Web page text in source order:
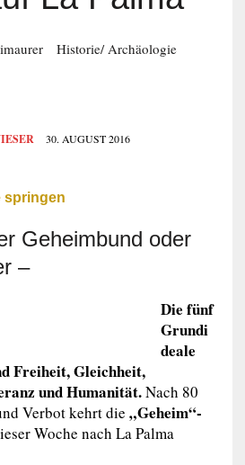
Historie/ Archäologie
30. AUGUST 2016
springen
Geheimbund oder
–
Die fünf
Grundi
deale
Freiheit, Gleichheit,
und Humanität.Nach 80
Verbot kehrt die „Geheim“-
Woche nach La Palma